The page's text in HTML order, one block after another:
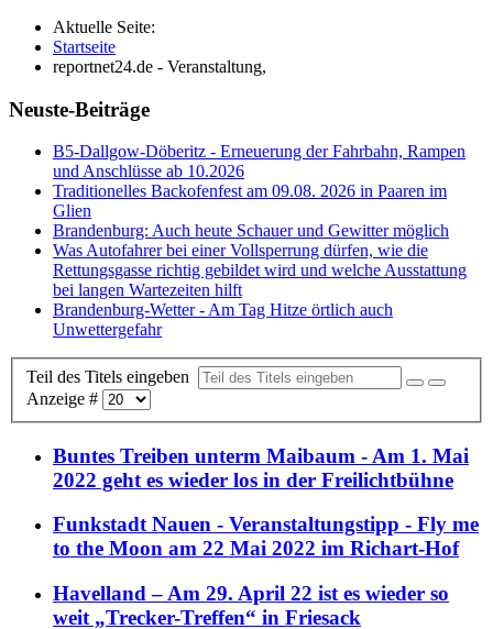
Aktuelle Seite:
Startseite
reportnet24.de - Veranstaltung,
Neuste-Beiträge
B5-Dallgow-Döberitz - Erneuerung der Fahrbahn, Rampen
und Anschlüsse ab 10.2026
Traditionelles Backofenfest am 09.08. 2026 in Paaren im
Glien
Brandenburg: Auch heute Schauer und Gewitter möglich
Was Autofahrer bei einer Vollsperrung dürfen, wie die
Rettungsgasse richtig gebildet wird und welche Ausstattung
bei langen Wartezeiten hilft
Brandenburg-Wetter - Am Tag Hitze örtlich auch
Unwettergefahr
Teil des Titels eingeben
Anzeige #
Buntes Treiben unterm Maibaum - Am 1. Mai
2022 geht es wieder los in der Freilichtbühne
Funkstadt Nauen - Veranstaltungstipp - Fly me
to the Moon am 22 Mai 2022 im Richart-Hof
Havelland – Am 29. April 22 ist es wieder so
weit „Trecker-Treffen“ in Friesack